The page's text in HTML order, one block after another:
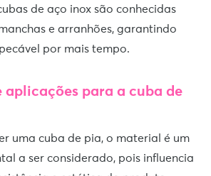
de aço inox são conhecidas
e arranhões, garantindo
por mais tempo.
aplicações para a cuba de
uma cuba de pia, o material é um
a ser considerado, pois influencia